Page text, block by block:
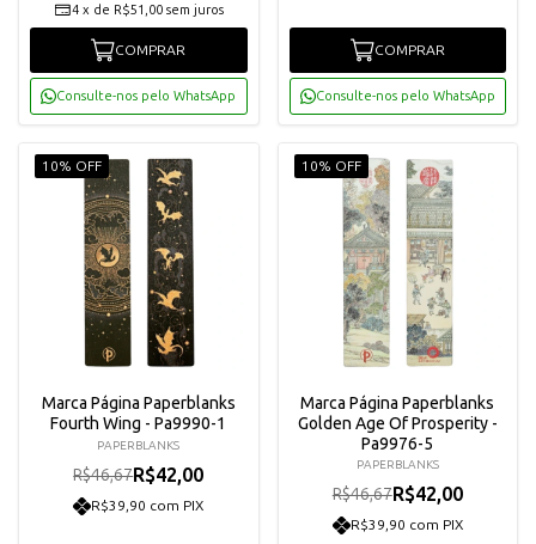
4 x de R$51,00 sem juros
COMPRAR
Consulte-nos pelo WhatsApp
COMPRAR
Consulte-nos pelo WhatsApp
10% OFF
Marca Página Paperblanks
Fourth Wing - Pa9990-1
PAPERBLANKS
R$46,67R$42,00
R$39,90 com PIX
10% OFF
Marca Página Paperblanks
Golden Age Of Prosperity -
Pa9976-5
PAPERBLANKS
R$46,67R$42,00
R$39,90 com PIX